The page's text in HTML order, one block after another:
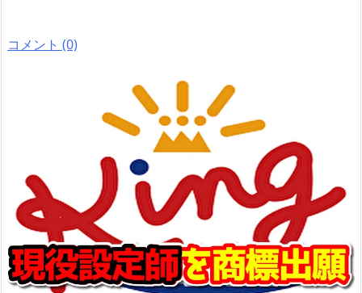
コメント (0)